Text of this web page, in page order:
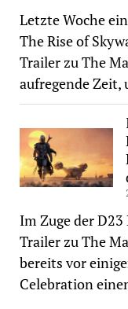
Letzte Woche
The Rise of
Trailer zu The
aufregende
Im Zuge der
Trailer zu The
bereits vor
Celebration